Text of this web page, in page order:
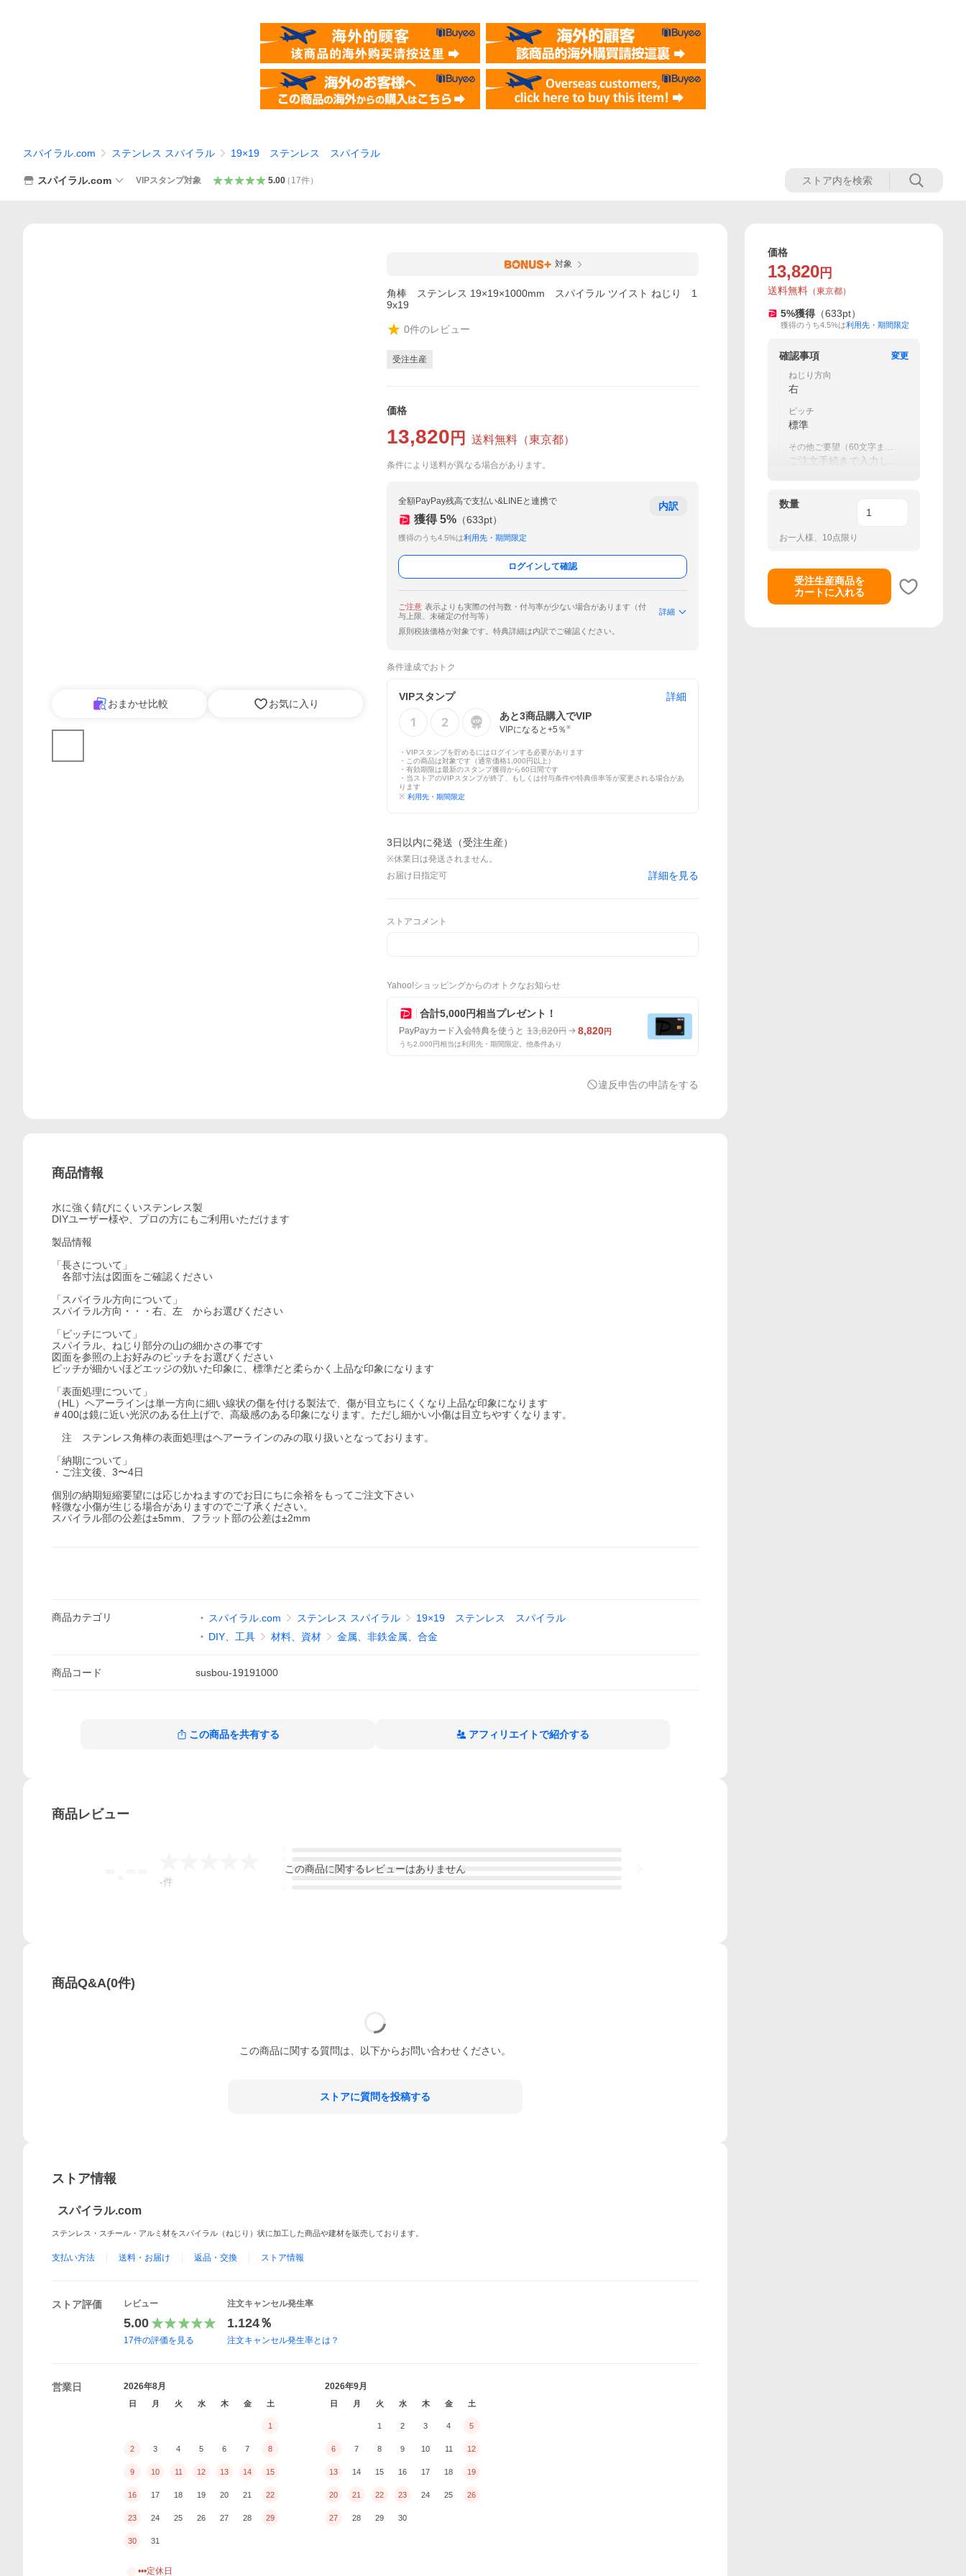
スパイラル.com ステンレス スパイラル 19×19 ステンレス スパイラル
スパイラル.com VIPスタンプ対象 5.00（ 17件）
おまかせ比較 お気に入り
対象
角棒 ステンレス 19×19×1000mm スパイラル ツイスト ねじり 1
9x19
0件のレビュー
受注生産
価格
13,820 円 送料無料 （東京都）
条件により送料が異なる場合があります。
全額PayPay残高で支払い&LINEと連携で
獲得 5% （633pt）
獲得のうち4.5%は利用先・期間限定
内訳
ログインして確認
ご注意 表示よりも実際の付与数・付与率が少ない場合があります（付
与上限、未確定の付与等）
詳細
原則税抜価格が対象です。特典詳細は内訳でご確認ください。
条件達成でおトク
VIPスタンプ
詳細
あと3商品購入でVIP
VIPになると+5 ％ ※
・VIPスタンプを貯めるにはログインする必要があります
・この商品は対象です（通常価格1,000円以上）
・有効期限は最新のスタンプ獲得から60日間です
・当ストアのVIPスタンプが終了、もしくは付与条件や特典倍率等が変更される場合があ
ります
※ 利用先・期間限定
3日以内に発送（受注生産）
※休業日は発送されません。
お届け日指定可
詳細を見る
ストアコメント
Yahoo!ショッピングからのオトクなお知らせ
合計5,000円相当プレゼント！
PayPayカード入会特典を使うと 13,820円 8,820円
うち2,000円相当は利用先・期間限定。他条件あり
違反申告の申請をする
商品情報
水に強く錆びにくいステンレス製
DIYユーザー様や、プロの方にもご利用いただけます
製品情報
「長さについて」
各部寸法は図面をご確認ください
「スパイラル方向について」
スパイラル方向・・・右、左 からお選びください
「ピッチについて」
スパイラル、ねじり部分の山の細かさの事です
図面を参照の上お好みのピッチをお選びください
ピッチが細かいほどエッジの効いた印象に、標準だと柔らかく上品な印象になります
「表面処理について」
（HL）ヘアーラインは単一方向に細い線状の傷を付ける製法で、傷が目立ちにくくなり上品な印象になります
＃400は鏡に近い光沢のある仕上げで、高級感のある印象になります。ただし細かい小傷は目立ちやすくなります。
注 ステンレス角棒の表面処理はヘアーラインのみの取り扱いとなっております。
「納期について」
・ご注文後、3〜4日
個別の納期短縮要望には応じかねますのでお日にちに余裕をもってご注文下さい
軽微な小傷が生じる場合がありますのでご了承ください。
スパイラル部の公差は±5mm、フラット部の公差は±2mm
商品カテゴリ スパイラル.com ステンレス スパイラル
19×19 ステンレス スパイラル
DIY、工具
材料、資材 金属、非鉄金属、合金
商品コード susbou-19191000
この商品を共有する アフィリエイトで紹介する
商品レビュー
-件
この商品に関するレビューはありません
商品Q&A(0件)
この商品に関する質問は、以下からお問い合わせください。
ストアに質問を投稿する
ストア情報
スパイラル.com
ステンレス・スチール・アルミ材をスパイラル（ねじり）状に加工した商品や建材を販売しております。
支払い方法 送料・お届け 返品・交換 ストア情報
ストア評価 レビュー
5.00
17件の評価を見る
注文キャンセル発生率
1.124％
注文キャンセル発生率とは？
営業日 2026年8月
日 月 火 水 木 金 土
1
2 3 4 5 6 7 8
9 10 11 12 13 14 15
16 17 18 19 20 21 22
23 24 25 26 27 28 29
30 31
2026年9月
日 月 火 水 木 金 土
1 2 3 4 5
6 7 8 9 10 11 12
13 14 15 16 17 18 19
20 21 22 23 24 25 26
27 28 29 30
•••定休日
価格
13,820 円
送料無料 （東京都）
5%獲得 （633pt）
獲得のうち4.5%は利用先・期間限定
確認事項
変更
ねじり方向
右
ピッチ
標準
その他ご要望（60文字ま
で）
ご注文手続きで入力して
数量
お一人様、10点限り
受注生産商品を
カートに入れる